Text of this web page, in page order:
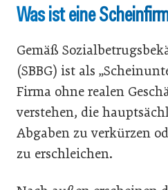
Was ist eine
Gemäß
(SBBG) ist als
Firma ohne realen
verstehen, die
Abgaben zu verkürzen
zu erschleichen.